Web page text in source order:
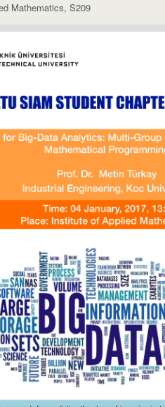
Mathematics, S209